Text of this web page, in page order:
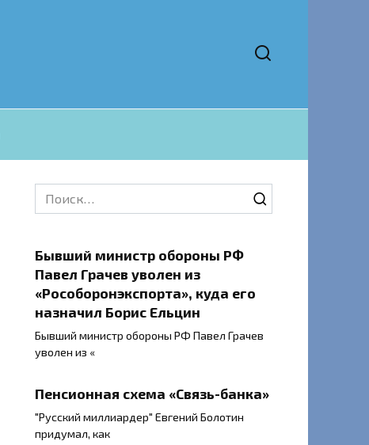
Search
for:
Бывший министр обороны РФ
Павел Грачев уволен из
«Рособоронэкспорта», куда его
назначил Борис Ельцин
Бывший министр обороны РФ Павел Грачев
уволен из «
Пенсионная схема «Связь-банка»
"Русский миллиардер" Евгений Болотин
придумал, как